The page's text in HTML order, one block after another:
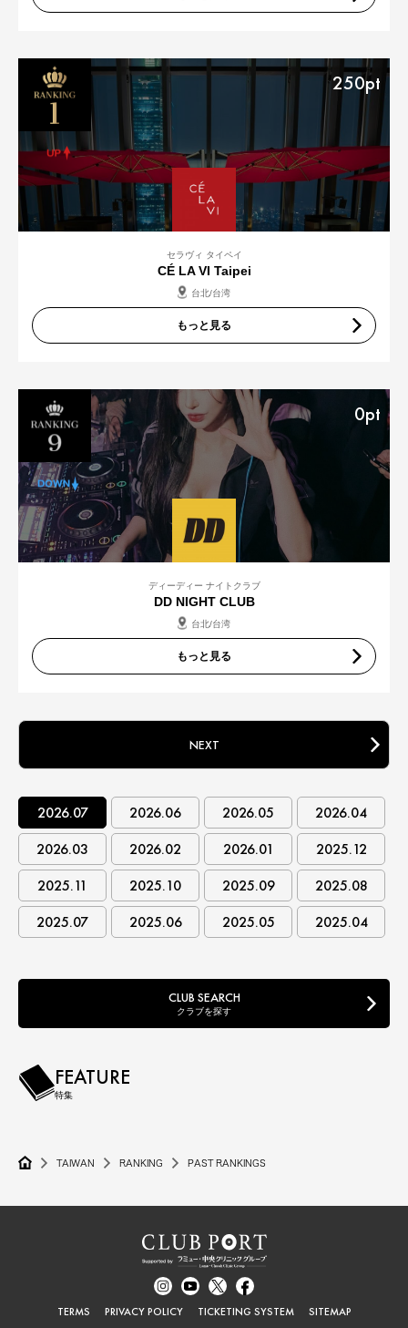
250pt
セラヴィ タイペイ
CÉ LA VI Taipei
台北/台湾
もっと見る
0pt
ディーディー ナイトクラブ
DD NIGHT CLUB
台北/台湾
もっと見る
NEXT
2026.07 2026.06 2026.05
2026.04
2026.03
2026.02 2026.01
2025.12
2025.11
2025.10 2025.09
2025.08
2025.07
2025.06 2025.05 2025.04
CLUB SEARCH
クラブを探す
FEATURE
特集
TAIWAN RANKING PAST RANKINGS
TERMS PRIVACY POLICY TICKETING SYSTEM SITEMAP